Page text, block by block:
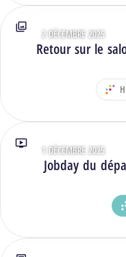
Retour sur le
Type : Photos
2 DÉCEMBRE 2025
Jobday du
Type : Vidéos
1 DÉCEMBRE 2025